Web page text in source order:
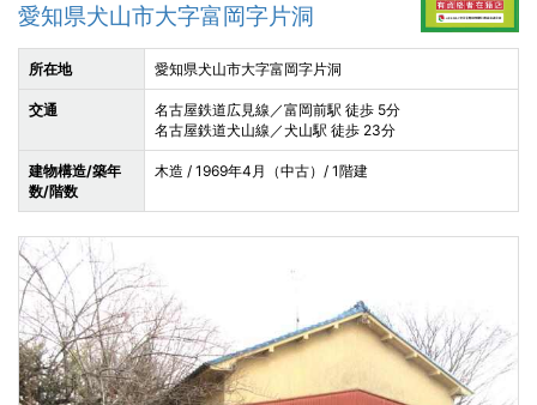
愛知県犬山市大字富岡字片洞
所在地 愛知県犬山市大字富岡字片洞
交通
名古屋鉄道広見線／富岡前駅 徒歩 5分
名古屋鉄道犬山線／犬山駅 徒歩 23分
建物構造/築年
数/階数
木造 / 1969年4月（中古）/ 1階建